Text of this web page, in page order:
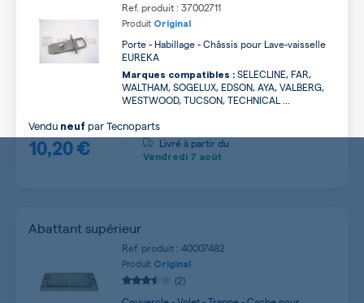
Ref. produit : 37002711
Produit Original
Porte - Habillage - Châssis pour Lave-vaisselle
EUREKA
Marques compatibles : SELECLINE, FAR,
WALTHAM, SOGELUX, EDSON, AYA, VALBERG,
WESTWOOD, TUCSON, TECHNICAL ...
10,20 €
Vendu neuf parTecnoparts
Livré à partir du
Vendredi 7 août
Abattant supérieur
Ref. produit : 40007482
Produit Original
(2)